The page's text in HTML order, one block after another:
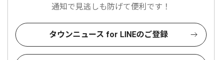
通知で見逃しも防げて便利です！
タウンニュース for LINEのご登録